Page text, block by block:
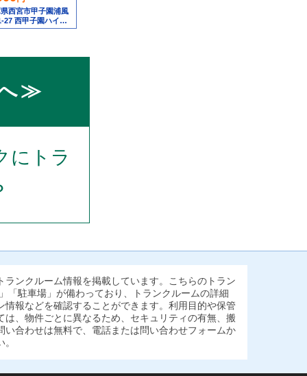
西宮市甲子園浦風
27 西甲子園ハイツ
へ≫
にトラ
ンクルーム情報を掲載しています。こちらのトラン
「駐車場」が備わっており、トランクルームの詳細
報などを確認することができます。利用目的や保管
、物件ごとに異なるため、セキュリティの有無、搬
合わせは無料で、電話または問い合わせフォームか